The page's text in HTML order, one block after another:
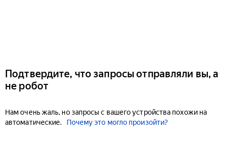
Подтвердите, что запросы отправляли вы, а
не робот
Нам очень жаль, но запросы с вашего устройства похожи на
автоматические.
Почему это могло произойти?